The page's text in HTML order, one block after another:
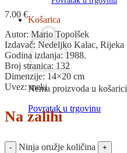
Košarica
Nema proizvoda u košarici
Povratak u trgovinu
7.00 €
Autor: Mario Topolšek
Izdavač: Nedeljko Kalac, Rijeka
Godina izdanja: 1988.
Broj stranica: 132
Dimenzije: 14×20 cm
Uvez: meki
Na zalihi
Ninja oružje količina